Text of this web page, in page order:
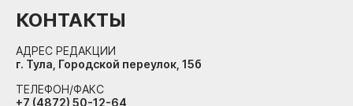
КОНТАКТЫ
АДРЕС РЕДАКЦИИ
г. Тула, Городской переулок, 15б
ТЕЛЕФОН/ФАКС
+7 (4872) 50-12-64